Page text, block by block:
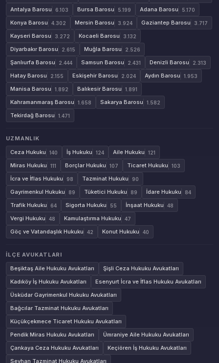
Antalya Barosu 6.103 Bursa Barosu 5.199 Adana Barosu 5.170
Konya Barosu 4.302 Mersin Barosu 3.924 Gaziantep Barosu 3.717
Kayseri Barosu 3.272 Kocaeli Barosu 3.132
Diyarbakır Barosu 2.615 Muğla Barosu 2.526
Şanlıurfa Barosu 2.444 Samsun Barosu 2.431 Denizli Barosu 2.313
Hatay Barosu 2.155 Eskişehir Barosu 2.024 Aydın Barosu 1.953
Manisa Barosu 1.892 Balıkesir Barosu 1.891
Kahramanmaraş Barosu 1.658 Sakarya Barosu 1.582
Tekirdağ Barosu 1.471
UZMANLIK
Ceza Hukuku
140 İş Hukuku 124 Aile Hukuku 121
Miras Hukuku 111 Borçlar Hukuku 107 Ticaret Hukuku 103
İcra ve İflas Hukuku 98 Tazminat Hukuku 90
Gayrimenkul Hukuku 89 Tüketici Hukuku 89 İdare Hukuku 84
Trafik Hukuku 64 Sigorta Hukuku 55 İnşaat Hukuku 48
Vergi Hukuku 48 Kamulaştırma Hukuku 47
Göç ve Vatandaşlık Hukuku 42 Konut Hukuku 40
İLÇE AVUKATLARI
Beşiktaş Aile Hukuku Avukatları
Şişli Ceza Hukuku Avukatları
Kadıköy İş Hukuku Avukatları
Esenyurt İcra ve İflas Hukuku Avukatları
Üsküdar Gayrimenkul Hukuku Avukatları
Bağcılar Tazminat Hukuku Avukatları
Küçükçekmece Ticaret Hukuku Avukatları
Pendik Miras Hukuku Avukatları
Ümraniye Aile Hukuku Avukatları
Çankaya Ceza Hukuku Avukatları
Keçiören İş Hukuku Avukatları
Seyhan Tazminat Hukuku Avukatları